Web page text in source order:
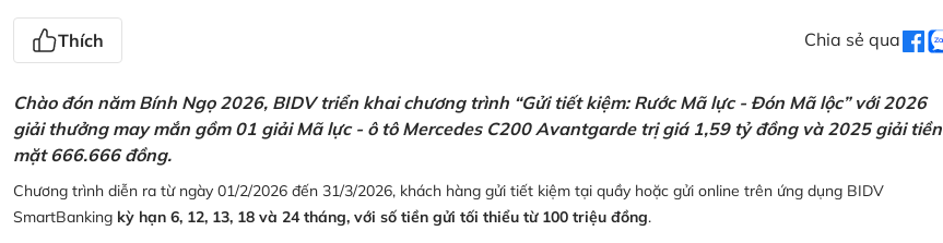
Thích Chia sẻ qua
Chào đón năm Bính Ngọ 2026, BIDV triển khai chương trình “Gửi tiết kiệm: Rước Mã lực - Đón Mã lộc” với 2026
giải thưởng may mắn gồm 01 giải Mã lực - ô tô Mercedes C200 Avantgarde trị giá 1,59 tỷ đồng và 2025 giải tiền
mặt 666.666 đồng.
Chương trình diễn ra từ ngày 01/2/2026 đến 31/3/2026, khách hàng gửi tiết kiệm tại quầy hoặc gửi online trên ứng dụng BIDV
SmartBanking kỳ hạn 6, 12, 13, 18 và 24 tháng, với số tiền gửi tối thiểu từ 100 triệu đồng.